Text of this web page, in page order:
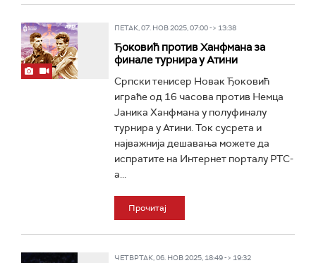
ПЕТАК, 07. НОВ 2025, 07:00 -> 13:38
Ђоковић против Ханфмана за
финале турнира у Атини
Српски тенисер Новак Ђоковић
играће од 16 часова против Немца
Јаника Ханфмана у полуфиналу
турнира у Атини. Ток сусрета и
најважнија дешавања можете да
испратите на Интернет порталу РТС-
а...
Прочитај
ЧЕТВРТАК, 06. НОВ 2025, 18:49 -> 19:32